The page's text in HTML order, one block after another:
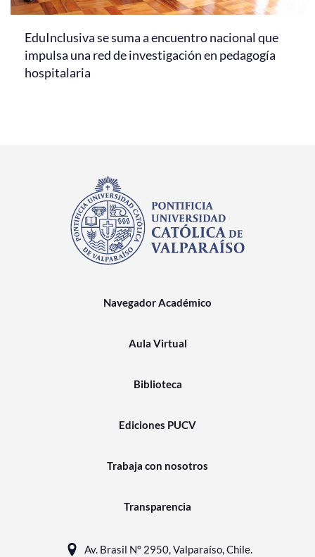
EduInclusiva se suma a encuentro nacional que
impulsa una red de investigación en pedagogía
hospitalaria
Navegador Académico
Aula Virtual
Biblioteca
Ediciones PUCV
Trabaja con nosotros
Transparencia
Av. Brasil N° 2950, Valparaíso, Chile.